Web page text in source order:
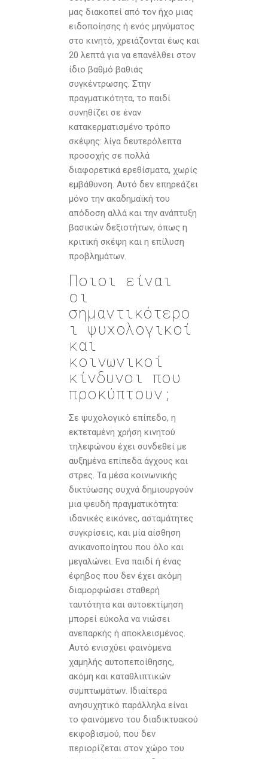
µας διακοπεί από τον ήχο µιας
ειδοποίησης ή ενός µηνύµατος
στο κινητό, χρειάζονται έως και
20 λεπτά για να επανέλθει στον
ίδιο βαθµό βαθιάς
συγκέντρωσης. Στην
πραγµατικότητα, το παιδί
συνηθίζει σε έναν
κατακερµατισµένο τρόπο
σκέψης: λίγα δευτερόλεπτα
προσοχής σε πολλά
διαφορετικά ερεθίσµατα, χωρίς
εµβάθυνση. Αυτό δεν επηρεάζει
µόνο την ακαδηµαϊκή του
απόδοση αλλά και την ανάπτυξη
βασικών δεξιοτήτων, όπως η
κριτική σκέψη και η επίλυση
προβληµάτων.
Ποιοι είναι
οι
σημαντικότερο
ι ψυχολογικοί
και
κοινωνικοί
κίνδυνοι που
προκύπτουν;
Σε ψυχολογικό επίπεδο, η
εκτεταµένη χρήση κινητού
τηλεφώνου έχει συνδεθεί µε
αυξηµένα επίπεδα άγχους και
στρες. Τα µέσα κοινωνικής
δικτύωσης συχνά δηµιουργούν
µια ψευδή πραγµατικότητα:
ιδανικές εικόνες, ασταµάτητες
συγκρίσεις, και µία αίσθηση
ανικανοποίητου που όλο και
µεγαλώνει. Ενα παιδί ή ένας
έφηβος που δεν έχει ακόµη
διαµορφώσει σταθερή
ταυτότητα και αυτοεκτίµηση
µπορεί εύκολα να νιώσει
ανεπαρκής ή αποκλεισµένος.
Αυτό ενισχύει φαινόµενα
χαµηλής αυτοπεποίθησης,
ακόµη και καταθλιπτικών
συµπτωµάτων. Ιδιαίτερα
ανησυχητικό παράλληλα είναι
το φαινόµενο του διαδικτυακού
εκφοβισµού, που δεν
περιορίζεται στον χώρο του